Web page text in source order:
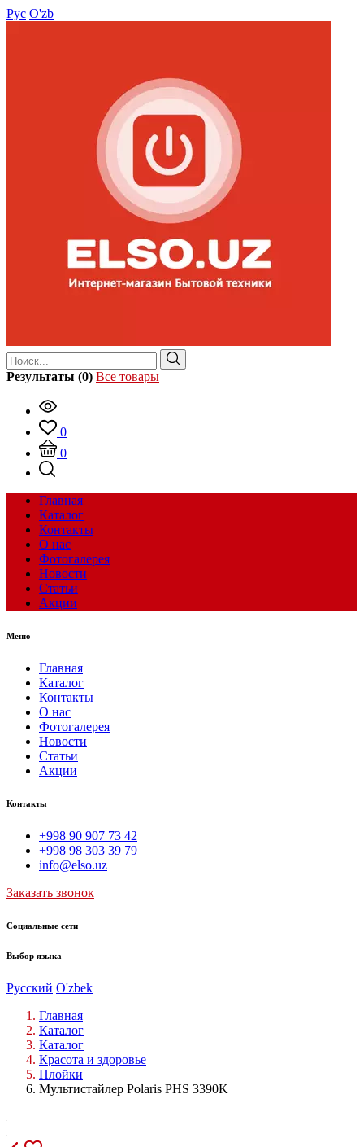
Рус O'zb
Результаты (0) Все товары
0
0
Главная
Каталог
Контакты
О нас
Фотогалерея
Новости
Статьи
Акции
Меню
Главная
Каталог
Контакты
О нас
Фотогалерея
Новости
Статьи
Акции
Контакты
+998 90 907 73 42
+998 98 303 39 79
info@elso.uz
Заказать звонок
Социальные сети
Выбор языка
Русский O'zbek
Главная
Каталог
Каталог
Красота и здоровье
Плойки
Мультистайлер Polaris PHS 3390K